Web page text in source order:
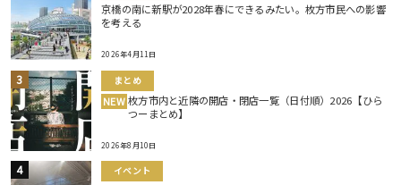
京橋の南に新駅が2028年春にできるみたい。枚方市民への影響
を考える
2026年4月11日
まとめ
NEW 枚方市内と近隣の開店・閉店一覧（日付順）2026【ひら
つーまとめ】
2026年8月10日
イベント